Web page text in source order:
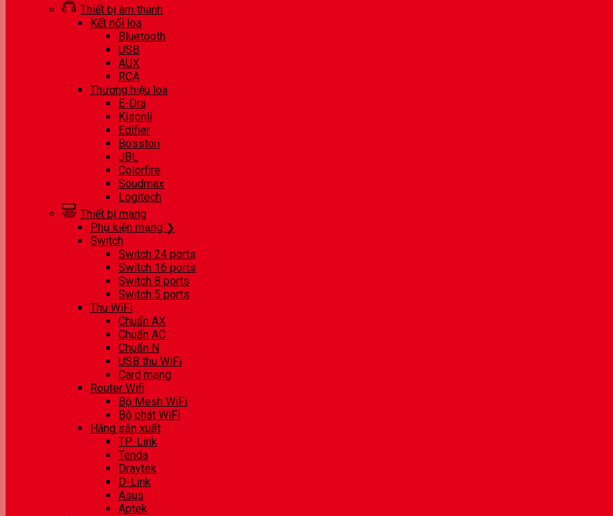
Thiết bị âm thanh
Kết nối loa
Bluetooth
USB
AUX
RCA
Thương hiệu loa
E-Dra
Kisonli
Edifier
Bosston
JBL
Colorfire
Soudmax
Logitech
Thiết bị mạng
Phụ kiện mạng ❯
Switch
Switch 24 ports
Switch 16 ports
Switch 8 ports
Switch 5 ports
Thu WiFi
Chuẩn AX
Chuẩn AC
Chuẩn N
USB thu WiFi
Card mạng
Router Wifi
Bộ Mesh WiFi
Bộ phát WiFi
Hãng sản xuất
TP-Link
Tenda
Draytek
D-Link
Asus
Aptek